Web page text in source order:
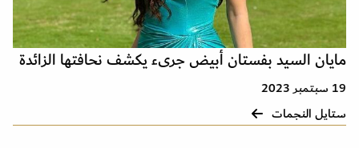
مايان السيد بفستان أبيض جرىء يكشف نحافتها الزائدة
19 سبتمبر 2023
ستايل النجمات